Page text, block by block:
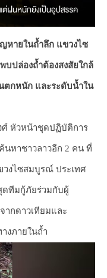
หายในถ้ำลึก แขวงไซ
บปล่องถ้ำต้องสงสัยใกล้
ตกหนัก และระดับน้ำใน
ศ์ หัวหน้าชุดปฏิบัติการ
นหาชาวลาวอีก 2 คน ที่
วงไซสมบูรณ์ ประเทศ
ดทีมกู้ภัยร่วมกับผู้
ากดาวเทียมและ
งภายในถ้ำ